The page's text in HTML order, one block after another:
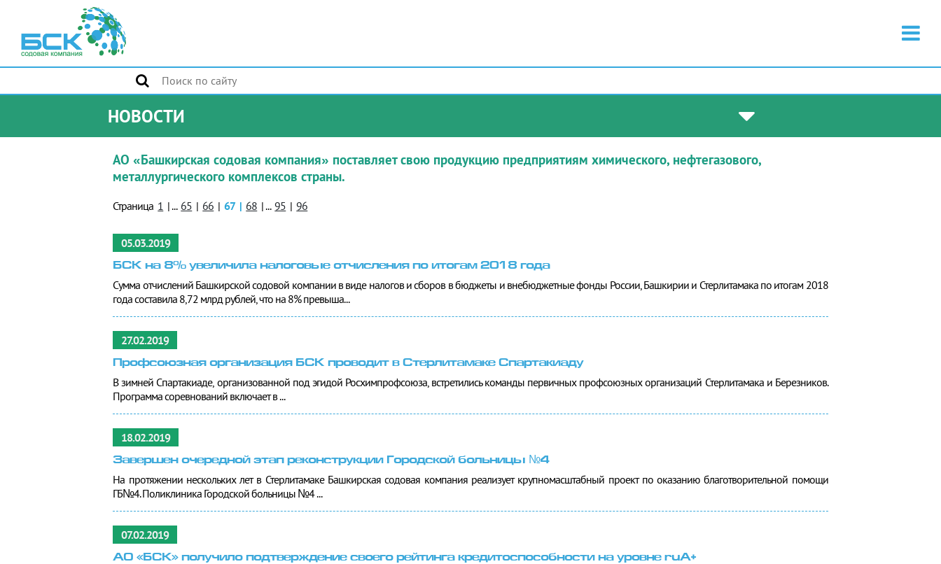
НОВОСТИ
АО «Башкирская содовая компания» поставляет свою продукцию предприятиям химического, нефтегазового,
металлургического комплексов страны.
Страница 1 | ... 65 | 66 | 67 | 68 | ... 95 | 96
05.03.2019
БСК на 8% увеличила налоговые отчисления по итогам 2018 года
Сумма отчислений Башкирской содовой компании в виде налогов и сборов в бюджеты и внебюджетные фонды России, Башкирии и Стерлитамака по итогам 2018
года составила 8,72 млрд рублей, что на 8% превыша...
27.02.2019
Профсоюзная организация БСК проводит в Стерлитамаке Спартакиаду
В зимней Спартакиаде, организованной под эгидой Росхимпрофсоюза, встретились команды первичных профсоюзных организаций Стерлитамака и Березников.
Программа соревнований включает в ...
18.02.2019
Завершен очередной этап реконструкции Городской больницы №4
На протяжении нескольких лет в Стерлитамаке Башкирская содовая компания реализует крупномасштабный проект по оказанию благотворительной помощи
ГБ№4. Поликлиника Городской больницы №4 ...
07.02.2019
АО «БСК» получило подтверждение своего рейтинга кредитоспособности на уровне ruA+